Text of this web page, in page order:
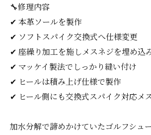
🔧修理内容
✔ 本革ソールを製作
✔ ソフトスパイク交換式へ仕様変更
✔ 座繰り加工を施しメスネジを埋め込
✔ マッケイ製法でしっかり縫い付け
✔ ヒールは積み上げ仕様で製作
✔ ヒール側にも交換式スパイク対応メ
加水分解で諦めかけていたゴルフシュ